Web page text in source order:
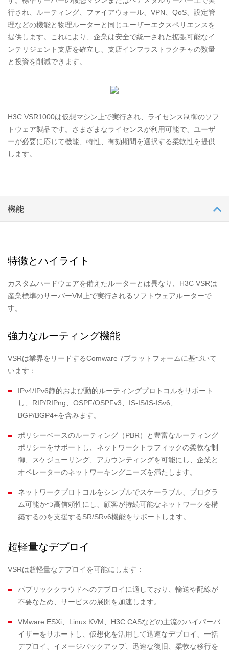
行され、ルーティング、ファイアウォール、VPN、QoS、設定管
理などの機能と物理ルーターと同じユーザーエクスペリエンスを
提供します。これにより、企業は安全で統一された拡張可能なイ
ンテリジェント支店を確立し、支店インフラストラクチャの数量
と投資を削減できます。
H3C VSR1000は仮想マシン上で実行され、ライセンス制御のソフ
トウェア製品です。さまざまなライセンスが利用可能で、ユーザ
ーが必要に応じて機能、特性、有効期間を選択する柔軟性を提供
します。
機能
特徴とハイライト
カスタムハードウェアを備えたルーターとは異なり、H3C VSRは
産業標準のサーバーVM上で実行されるソフトウェアルーターで
す。
強力なルーティング機能
VSRは業界をリードするComware 7プラットフォームに基づいて
います：
IPv4/IPv6静的および動的ルーティングプロトコルをサポート
し、RIP/RIPng、OSPF/OSPFv3、IS-IS/IS-ISv6、
BGP/BGP4+を含みます。
ポリシーベースのルーティング（PBR）と豊富なルーティング
ポリシーをサポートし、ネットワークトラフィックの柔軟な制
御、スケジューリング、アカウンティングを可能にし、企業と
オペレーターのネットワーキングニーズを満たします。
ネットワークプロトコルをシンプルでスケーラブル、プログラ
ム可能かつ高信頼性にし、顧客が持続可能なネットワークを構
築するのを支援するSR/SRv6機能をサポートします。
超軽量なデプロイ
VSRは超軽量なデプロイを可能にします：
パブリッククラウドへのデプロイに適しており、輸送や配線が
不要なため、サービスの展開を加速します。
VMware ESXi、Linux KVM、H3C CASなどの主流のハイパーバ
イザーをサポートし、仮想化を活用して迅速なデプロイ、一括
デプロイ、イメージバックアップ、迅速な復旧、柔軟な移行を